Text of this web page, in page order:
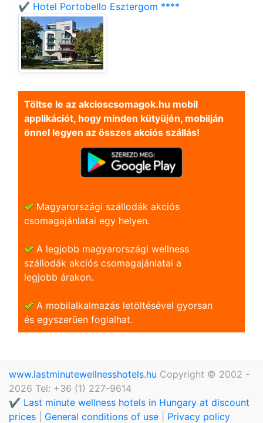
✔️ Hotel Portobello Esztergom ****
Töltse le az akcioscsomagok.hu mobil
applikációt, hogy minden kütyüjén, mobilján
önnel legyen az összes akciós szállás!
Magyarországi szállodák akciós
csomagajánlatai egy helyen.
A legjobb magyarországi wellness
szállodák akciós csomagajánlatai a
legjobb árakon.
A mobilalkalmazás letöltésével gyorsan
és egyszerũen foglalhat.
www.lastminutewellnesshotels.hu Copyright © 2002 -
2026 Tel: +36 (1) 227-9614
✔️ Last minute wellness hotels in Hungary at discount
prices
General conditions of use Privacy policy